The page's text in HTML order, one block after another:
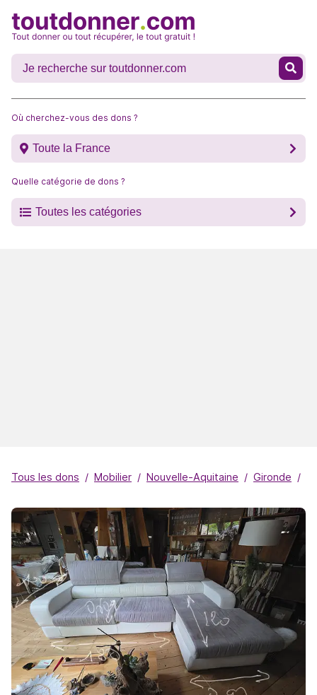
Où cherchez-vous des dons ?
Toute la France
Quelle catégorie de dons ?
Toutes les catégories
Tous les dons Mobilier Nouvelle-Aquitaine Gironde